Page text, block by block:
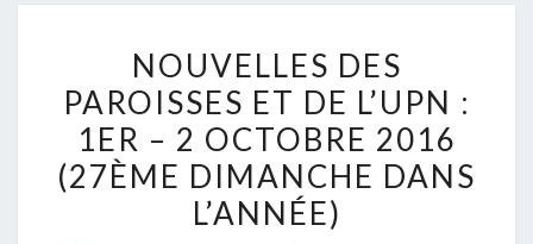
DES
PAROISSES
ET
DE
L’UPN
:
NOUVELLES DES
PAROISSES ET DE L’UPN :
1ER – 2 OCTOBRE 2016
(27ÈME DIMANCHE DANS
L’ANNÉE)